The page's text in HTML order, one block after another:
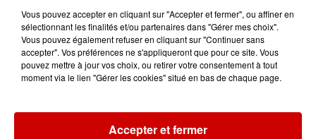
Jeux Voir plus
l'événement Ride the Show à
Morlaix !
Vous pouvez accepter en cliquant sur "Accepter et fermer", ou affiner en
sélectionnant les finalités et/ou partenaires dans "Gérer mes choix".
Vous pouvez également refuser en cliquant sur "Continuer sans
accepter". Vos préférences ne s'appliqueront que pour ce site. Vous
pouvez mettre à jour vos choix, ou retirer votre consentement à tout
moment via le lien "Gérer les cookies" situé en bas de chaque page.
Accepter et fermer